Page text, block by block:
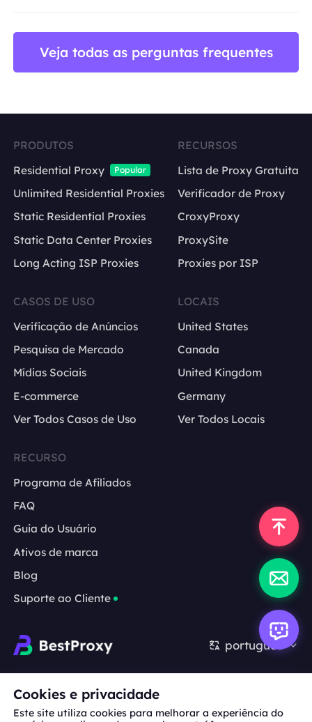
Veja todas as perguntas frequentes
PRODUTOS
Residential Proxy
Popular
Unlimited Residential Proxies
Static Residential Proxies
Static Data Center Proxies
Long Acting ISP Proxies
RECURSOS
Lista de Proxy Gratuita
Verificador de Proxy
CroxyProxy
ProxySite
Proxies por ISP
CASOS DE USO
Verificação de Anúncios
Pesquisa de Mercado
Mídias Sociais
E-commerce
Ver Todos Casos de Uso
LOCAIS
United States
Canada
United Kingdom
Germany
Ver Todos Locais
RECURSO
Programa de Afiliados
FAQ
Guia do Usuário
Ativos de marca
Blog
Suporte ao Cliente
português
Cooperação:michael.wang@bestproxy.com
Cookies e privacidade
Este site utiliza cookies para melhorar a experiência do